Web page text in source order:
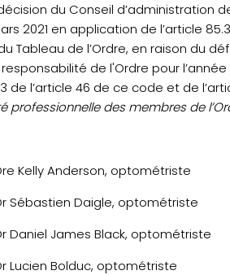
du Conseil d’administration
2021 en application de l’article
Tableau de l’Ordre, en raison du
de l'Ordre pour
de l’article 46 de ce code et de
professionnelle des membres de
Kelly Anderson, optométriste
Sébastien Daigle, optométriste
Daniel James Black, optométriste
Lucien Bolduc, optométriste